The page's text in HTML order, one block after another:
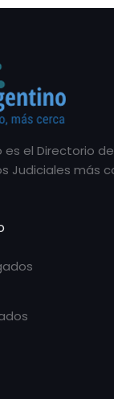
es el Directorio
Judiciales más